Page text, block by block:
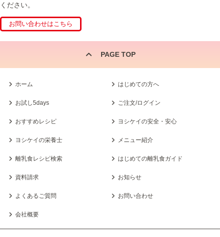
ください。
PAGE TOP
ホーム はじめての方へ
お試し5days ご注文/ログイン
おすすめレシピ ヨシケイの安全・安心
ヨシケイの栄養士 メニュー紹介
離乳食レシピ検索 はじめての離乳食ガイド
資料請求 お知らせ
よくあるご質問 お問い合わせ
会社概要